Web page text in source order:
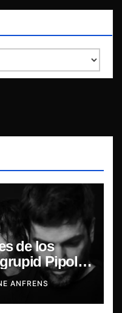
de los
Pipol
ANFRENS